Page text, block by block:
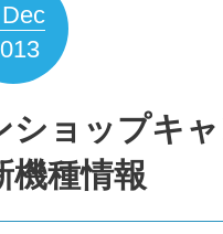
Dec
ョップキ
機種情報